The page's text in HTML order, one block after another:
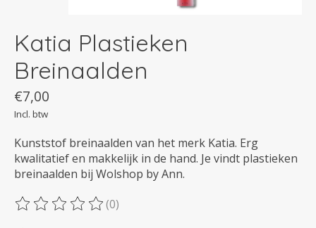
Katia Plastieken
Breinaalden
€7,00
Incl. btw
Kunststof breinaalden van het merk Katia. Erg
kwalitatief en makkelijk in de hand. Je vindt plastieken
breinaalden bij Wolshop by Ann.
De beoordeling van dit product is
(0)